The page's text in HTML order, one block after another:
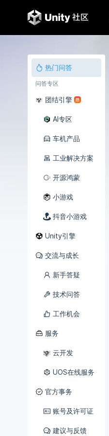
热门问答
问答专区
团结引擎
AI专区
车机产品
工业解决方案
开源鸿蒙
小游戏
抖音小游戏
Unity引擎
交流与成长
新手答疑
技术问答
工作机会
服务
云开发
UOS在线服务
官方事务
账号及许可证
建议与反馈